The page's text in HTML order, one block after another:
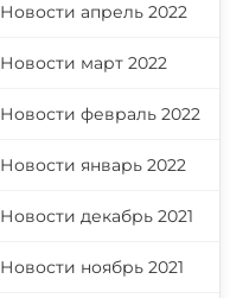
Новости апрель 2022
Новости март 2022
Новости февраль 2022
Новости январь 2022
Новости декабрь 2021
Новости ноябрь 2021